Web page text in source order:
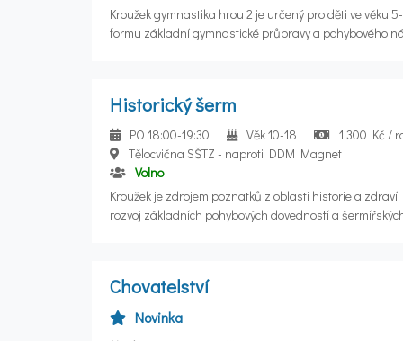
Kroužek gymnastika hrou 2 je určený pro děti ve věku
formu základní gymnastické průpravy a pohybového
her a cvičení inspirovaných gymnastikou. Využíváme
které děti motivují a baví, což přispívá k jejich radosti z
dovedností.
Historický šerm
PO 18:00-19:30 Věk 10-18
1 300 Kč /
Tělocvična SŠTZ - naproti DDM Magnet
Volno
Kroužek je zdrojem poznatků z oblasti historie a
rozvoj základních pohybových dovedností a
Chovatelství
Novinka